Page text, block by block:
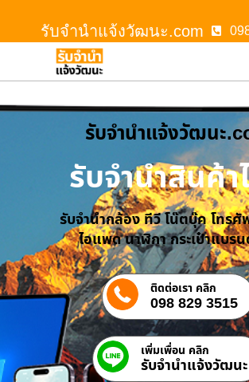
รับจํานําแจ้งวัฒนะ.com
รับจํานําแจ้งวัฒนะ
รับจำนำสินค้า
รับจำนำกล้อง ทีวี โน๊ตบุ๊ค โทร
ไอแพด นาฬิกา กระเป๋าแบร
ติดต่อเรา คลิก
098 829 3515
เพิ่มเพื่อน คลิก
รับจํานําแจ้งวัฒนะ